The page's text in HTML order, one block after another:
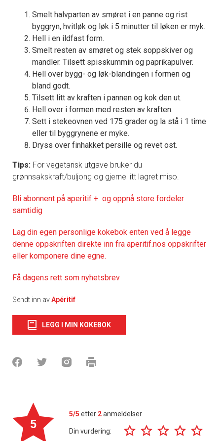
Smelt halvparten av smøret i en panne og rist
byggryn, hvitløk og løk i 5 minutter til løken er myk.
Hell i en ildfast form.
Smelt resten av smøret og stek soppskiver og
mandler. Tilsett spisskummin og paprikapulver.
Hell over bygg- og løk-blandingen i formen og
bland godt.
Tilsett litt av kraften i pannen og kok den ut.
Hell over i formen med resten av kraften.
Sett i stekeovnen ved 175 grader og la stå i 1 time
eller til byggrynene er myke.
Dryss over finhakket persille og revet ost.
Tips: For vegetarisk utgave bruker du
grønnsakskraft/buljong og gjerne litt lagret miso.
Bli abonnent på aperitif + og oppnå store fordeler
samtidig
Lag din egen personlige kokebok enten ved å legge
denne oppskriften direkte inn fra aperitif.nos oppskrifter
eller komponere dine egne.
Få dagens rett som nyhetsbrev
Sendt inn avApéritif
LEGG I MIN KOKEBOK
5
5/5 etter 2anmeldelser
Din vurdering: